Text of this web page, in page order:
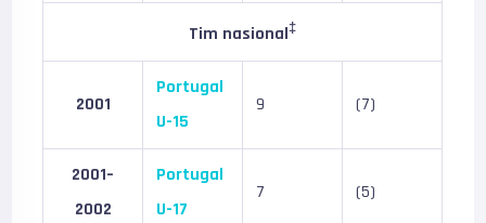
Tim nasional‡
2001
Portugal
U-15
9 (7)
2001–
2002
Portugal
U-17
7 (5)